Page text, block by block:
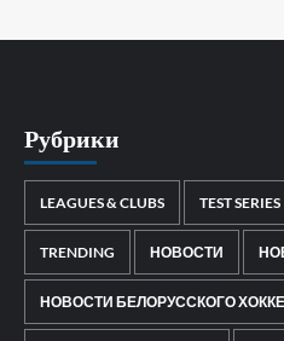
Рубрики
LEAGUES & CLUBS TEST SERIES
TRENDING НОВОСТИ
НОВОСТИ БЕЛОРУССКОГО